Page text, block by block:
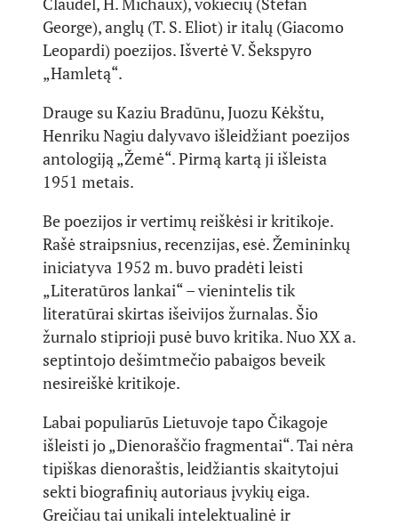
Claudel, H. Michaux), vokiečių (Stefan
George), anglų (T. S. Eliot) ir italų (Giacomo
Leopardi) poezijos. Išvertė V. Šekspyro
„Hamletą“.
Drauge su Kaziu Bradūnu, Juozu Kėkštu,
Henriku Nagiu dalyvavo išleidžiant poezijos
antologiją „Žemė“. Pirmą kartą ji išleista
1951 metais.
Be poezijos ir vertimų reiškėsi ir kritikoje.
Rašė straipsnius, recenzijas, esė. Žemininkų
iniciatyva 1952 m. buvo pradėti leisti
„Literatūros lankai“ – vienintelis tik
literatūrai skirtas išeivijos žurnalas. Šio
žurnalo stiprioji pusė buvo kritika. Nuo XX a.
septintojo dešimtmečio pabaigos beveik
nesireiškė kritikoje.
Labai populiarūs Lietuvoje tapo Čikagoje
išleisti jo „Dienoraščio fragmentai“. Tai nėra
tipiškas dienoraštis, leidžiantis skaitytojui
sekti biografinių autoriaus įvykių eiga.
Greičiau tai unikali intelektualinė ir